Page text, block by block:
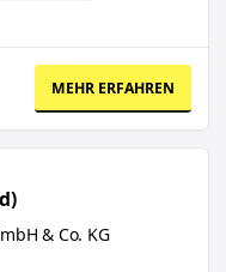
MEHR ERFAHREN
& Co. KG